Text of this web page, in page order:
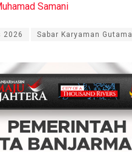
Samani
2026 Sabar Karyaman Gutama